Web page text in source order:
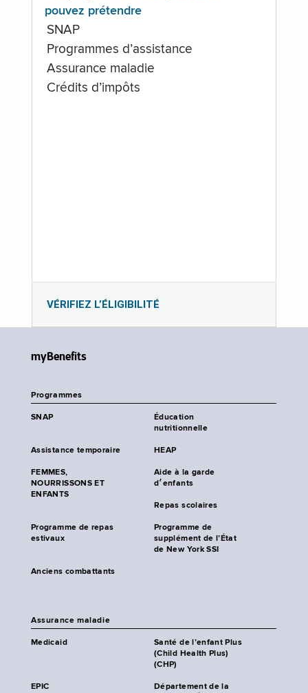
pouvez prétendre
SNAP
Programmes d’assistance
Assurance maladie
Crédits d’impôts
VÉRIFIEZ L’ÉLIGIBILITÉ
myBenefits
Programmes
SNAP
Éducation
nutritionnelle
Assistance temporaire HEAP
FEMMES,
NOURRISSONS ET
ENFANTS
Aide à la garde
d׳enfants
Repas scolaires
Programme de repas
estivaux
Programme de
supplément de l’État
de New York SSI
Anciens combattants
Assurance maladie
Medicaid
Santé de l’enfant Plus
(Child Health Plus)
(CHP)
EPIC
Département de la